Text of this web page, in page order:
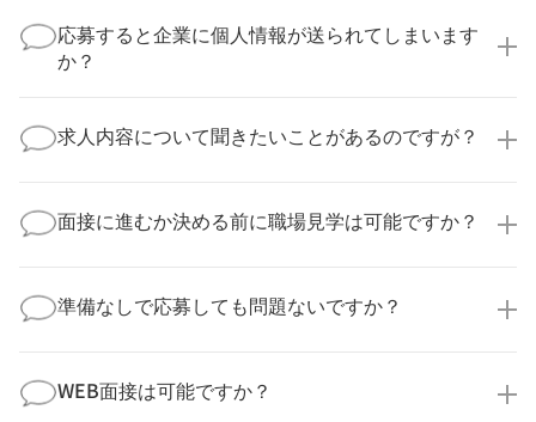
実際に医療キャリアナビを利用して転職に成功した方
の多くは、複数応募して自分に合った職場を選ばれて
います。
応募すると企業に個人情報が送られてしまいます
か？
業様に個人情報が送られることはありません！
より詳細な求人情報をご確認いただいた上で、転職希
求人内容について聞きたいことがあるのですが？
してお答えいたします。
勤務体制や職場の雰囲気、研修制度など、どんな小さ
す！
面接に進むか決める前に職場見学は可能ですか？
積極的に受け入れています。実際の職場環境や働く人
の様子を見ることで、より安心してご判断いただけま
ださい！
準備なしで応募しても問題ないですか？
まで、一からサポートいたします。「転職を考え始め
たばかり」「何から始めればいいか分からない」とい
WEB面接は可能ですか？